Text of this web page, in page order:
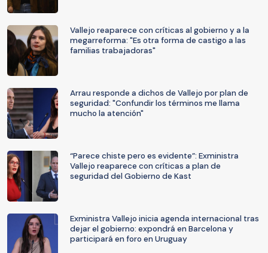
Vallejo reaparece con críticas al gobierno y a la
megarreforma: "Es otra forma de castigo a las
familias trabajadoras"
Arrau responde a dichos de Vallejo por plan de
seguridad: "Confundir los términos me llama
mucho la atención"
“Parece chiste pero es evidente”: Exministra
Vallejo reaparece con críticas a plan de
seguridad del Gobierno de Kast
Exministra Vallejo inicia agenda internacional tras
dejar el gobierno: expondrá en Barcelona y
participará en foro en Uruguay